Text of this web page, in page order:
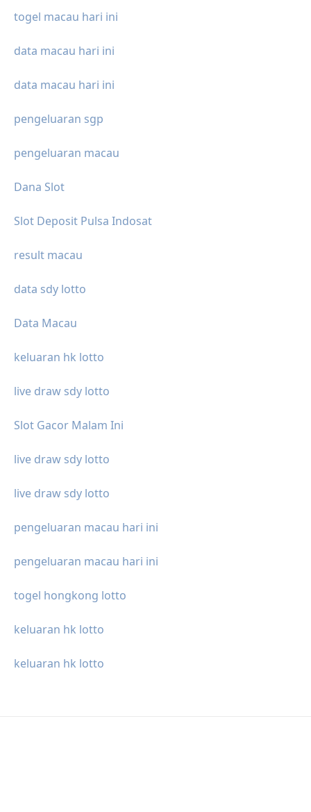
togel macau hari ini
data macau hari ini
data macau hari ini
pengeluaran sgp
pengeluaran macau
Dana Slot
Slot Deposit Pulsa Indosat
result macau
data sdy lotto
Data Macau
keluaran hk lotto
live draw sdy lotto
Slot Gacor Malam Ini
live draw sdy lotto
live draw sdy lotto
pengeluaran macau hari ini
pengeluaran macau hari ini
togel hongkong lotto
keluaran hk lotto
keluaran hk lotto